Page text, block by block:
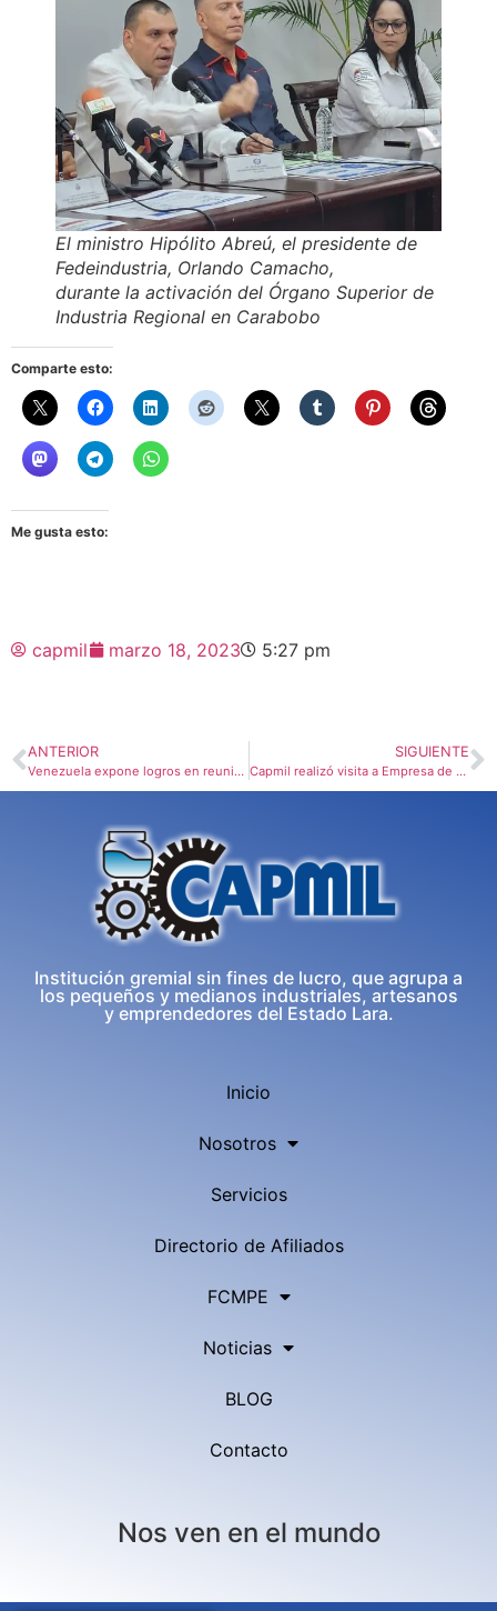
El ministro Hipólito Abreú, el presidente de
Fedeindustria, Orlando Camacho,
durante la activación del Órgano Superior de
Industria Regional en Carabobo
Comparte esto:
Me gusta esto:
capmil marzo 18, 2023 5:27 pm
ANTERIOR
Venezuela expone logros en reunión estratégica de la OMPI para el 2022-2023
SIGUIENTE
Capmil realizó visita a Empresa de Producción Agrícola en Quíbor
Institución gremial sin fines de lucro, que agrupa a
los pequeños y medianos industriales, artesanos
y emprendedores del Estado Lara.
Inicio
Nosotros
Servicios
Directorio de Afiliados
FCMPE
Noticias
BLOG
Contacto
Nos ven en el mundo